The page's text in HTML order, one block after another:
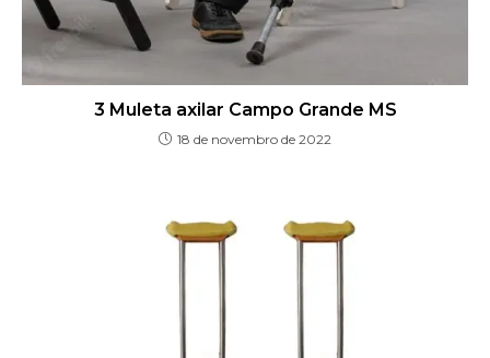
3 Muleta axilar Campo Grande MS
18 de novembro de 2022